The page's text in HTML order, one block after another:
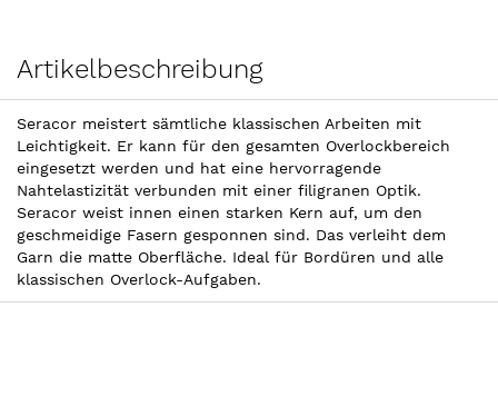
Artikelbeschreibung
Seracor meistert sämtliche klassischen Arbeiten mit
Leichtigkeit. Er kann für den gesamten Overlockbereich
eingesetzt werden und hat eine hervorragende
Nahtelastizität verbunden mit einer filigranen Optik.
Seracor weist innen einen starken Kern auf, um den
geschmeidige Fasern gesponnen sind. Das verleiht dem
Garn die matte Oberfläche. Ideal für Bordüren und alle
klassischen Overlock-Aufgaben.